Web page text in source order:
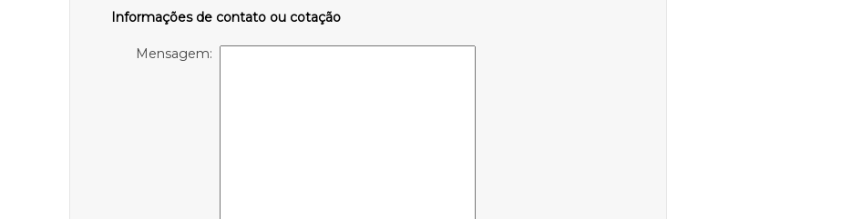
Informações de contato ou cotação
Mensagem: